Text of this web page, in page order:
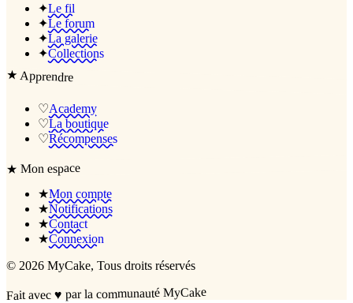
✦Le fil
✦Le forum
✦La galerie
✦Collections
★Apprendre
♡Academy
♡La boutique
♡Récompenses
★Mon espace
★Mon compte
★Notifications
★Contact
★Connexion
© 2026 MyCake, Tous droits réservés
Fait avec♥ par la communauté MyCake